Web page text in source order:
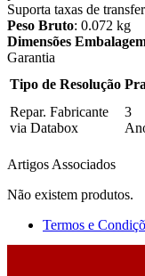
Suporta taxas de
Peso Bruto: 0.072 kg
Dimensões
Garantia
Tipo de Resolução
Repar. Fabricante
via Databox
3
Artigos Associados
Não existem produtos.
Termos e